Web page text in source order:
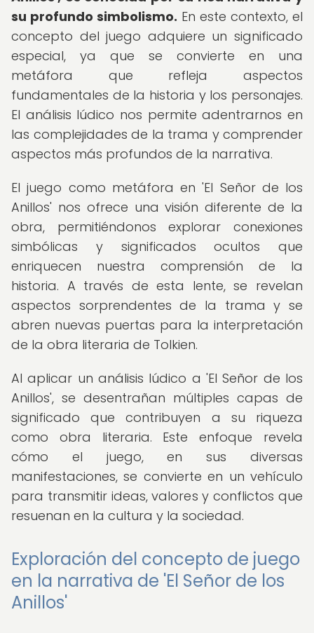
su profundo simbolismo. En este contexto, el
concepto del juego adquiere un significado
especial, ya que se convierte en una
metáfora que refleja aspectos
fundamentales de la historia y los personajes.
El análisis lúdico nos permite adentrarnos en
las complejidades de la trama y comprender
aspectos más profundos de la narrativa.
El juego como metáfora en 'El Señor de los
Anillos' nos ofrece una visión diferente de la
obra, permitiéndonos explorar conexiones
simbólicas y significados ocultos que
enriquecen nuestra comprensión de la
historia. A través de esta lente, se revelan
aspectos sorprendentes de la trama y se
abren nuevas puertas para la interpretación
de la obra literaria de Tolkien.
Al aplicar un análisis lúdico a 'El Señor de los
Anillos', se desentrañan múltiples capas de
significado que contribuyen a su riqueza
como obra literaria. Este enfoque revela
cómo el juego, en sus diversas
manifestaciones, se convierte en un vehículo
para transmitir ideas, valores y conflictos que
resuenan en la cultura y la sociedad.
Exploración del concepto de juego
en la narrativa de 'El Señor de los
Anillos'